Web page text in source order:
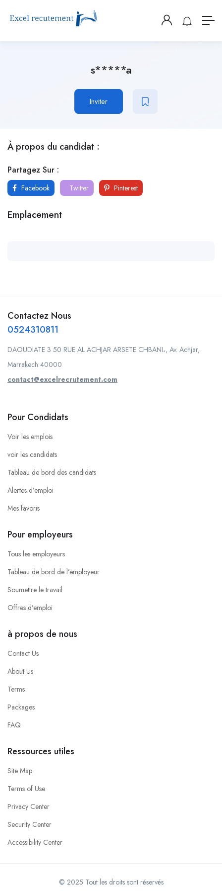
s*****a
Inviter
À propos du candidat :
Partagez Sur :
Facebook Twitter Pinterest
Emplacement
Contactez Nous
0524310811
DAOUDIATE 3 50 RUE AL ACHJAR ARSETE CHBANI،, Av. Achjar,
Marrakech 40000
contact@excelrecrutement.com
Pour Condidats
Voir les emplois
voir les candidats
Tableau de bord des candidats
Alertes d’emploi
Mes favoris
Pour employeurs
Tous les employeurs
Tableau de bord de l’employeur
Soumettre le travail
Offres d’emploi
à propos de nous
Contact Us
About Us
Terms
Packages
FAQ
Ressources utiles
Site Map
Terms of Use
Privacy Center
Security Center
Accessibility Center
© 2025 Tout les droits sont réservés